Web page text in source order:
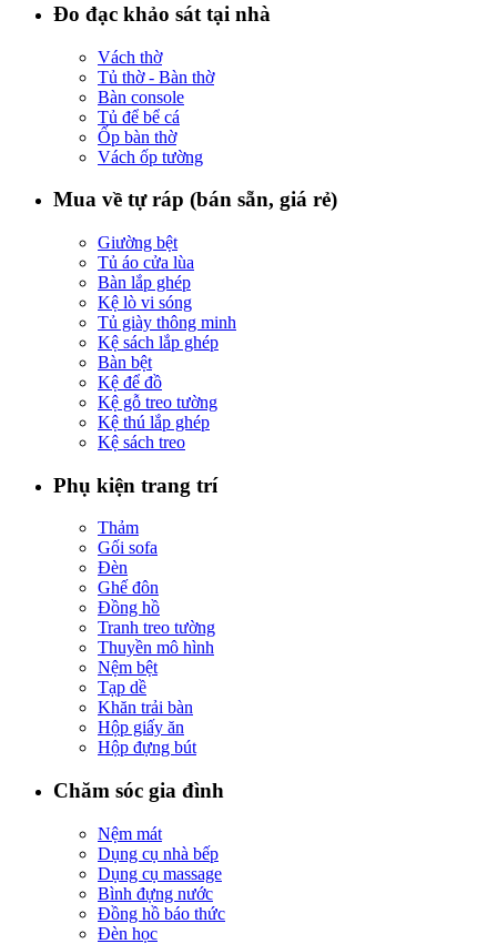
Đo đạc khảo sát tại nhà
Vách thờ
Tủ thờ - Bàn thờ
Bàn console
Tủ để bể cá
Ốp bàn thờ
Vách ốp tường
Mua về tự ráp (bán sẵn, giá rẻ)
Giường bệt
Tủ áo cửa lùa
Bàn lắp ghép
Kệ lò vi sóng
Tủ giày thông minh
Kệ sách lắp ghép
Bàn bệt
Kệ để đồ
Kệ gỗ treo tường
Kệ thú lắp ghép
Kệ sách treo
Phụ kiện trang trí
Thảm
Gối sofa
Đèn
Ghế đôn
Đồng hồ
Tranh treo tường
Thuyền mô hình
Nệm bệt
Tạp dề
Khăn trải bàn
Hộp giấy ăn
Hộp đựng bút
Chăm sóc gia đình
Nệm mát
Dụng cụ nhà bếp
Dụng cụ massage
Bình đựng nước
Đồng hồ báo thức
Đèn học